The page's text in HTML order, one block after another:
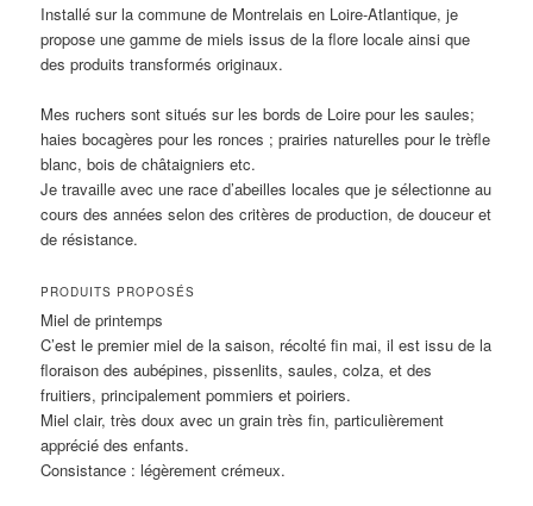
Installé sur la commune de Montrelais en Loire-Atlantique, je
propose une gamme de miels issus de la flore locale ainsi que
des produits transformés originaux.
Mes ruchers sont situés sur les bords de Loire pour les saules;
haies bocagères pour les ronces ; prairies naturelles pour le trèfle
blanc, bois de châtaigniers etc.
Je travaille avec une race d’abeilles locales que je sélectionne au
cours des années selon des critères de production, de douceur et
de résistance.
PRODUITS PROPOSÉS
Miel de printemps
C’est le premier miel de la saison, récolté fin mai, il est issu de la
floraison des aubépines, pissenlits, saules, colza, et des
fruitiers, principalement pommiers et poiriers.
Miel clair, très doux avec un grain très fin, particulièrement
apprécié des enfants.
Consistance : légèrement crémeux.